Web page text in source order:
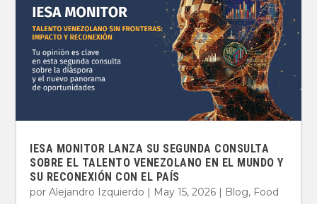
IESA MONITOR LANZA SU SEGUNDA CONSULTA
SOBRE EL TALENTO VENEZOLANO EN EL MUNDO Y
SU RECONEXIÓN CON EL PAÍS
porAlejandro Izquierdo | May 15, 2026 | Blog, Food